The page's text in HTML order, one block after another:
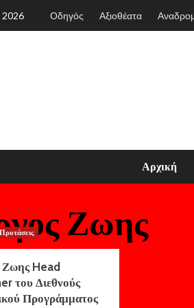
2026 Οδηγός Αξιοθέατα
Αρχική
Ζωης
Προτάσεις
Head
του Διεθνούς
Προγράμματος